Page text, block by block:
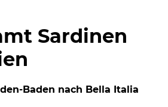
Sardinen
Baden nach Bella Italia